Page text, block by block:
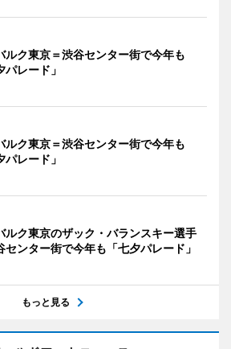
ルク東京＝渋谷センター街で今年も
パレード」
ルク東京＝渋谷センター街で今年も
パレード」
ルク東京のザック・バランスキー選手
センター街で今年も「七夕パレード」
もっと見る